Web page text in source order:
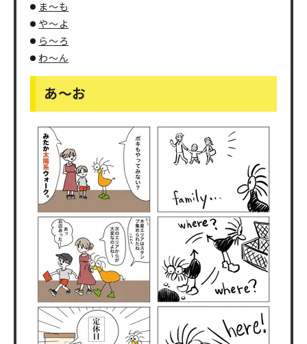
ま～も
や～よ
ら～ろ
わ～ん
あ～お